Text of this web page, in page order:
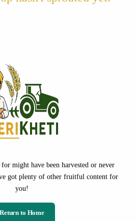
might have been harvested or never
got plenty of other fruitful content for
you!
Return to Home